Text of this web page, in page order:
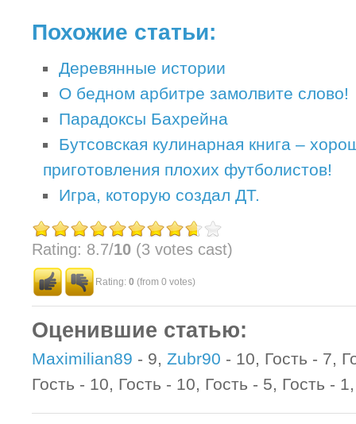
Похожие статьи:
Деревянные истории
О бедном арбитре замолвите слово!
Парадоксы Бахрейна
Бутсовская кулинарная книга –
приготовления плохих футболистов!
Игра, которую создал ДТ.
Rating: 8.7/10 (3 votes cast)
Rating: 0 (from 0 votes)
Оценившие статью:
Maximilian89 - 9, Zubr90 - 10, Гость - 7,
Гость - 10, Гость - 10, Гость - 5, Гость -